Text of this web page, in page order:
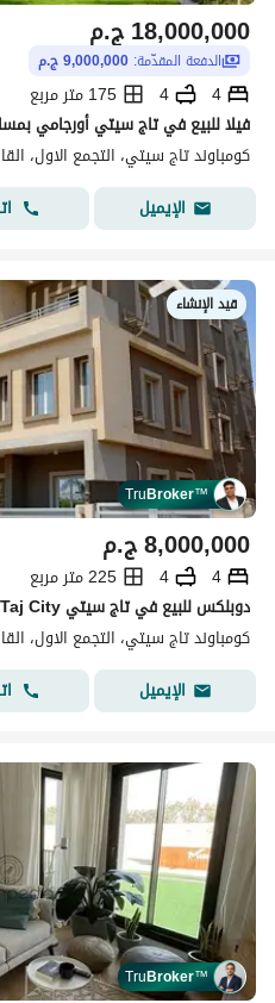
ج.م18,000,000
الدفعة المقدّمة: 9,000,000 ج.م
4
4
175 متر مربع
فيلا للبيع في تاج سيتي أورجامي
كومباوند تاج سيتي، التجمع الاول،
الإيميل
قيد الإنشاء
TruBroker™
ج.م8,000,000
4
4
225 متر مربع
كومباوند تاج سيتي، التجمع الاول،
الإيميل
TruBroker™